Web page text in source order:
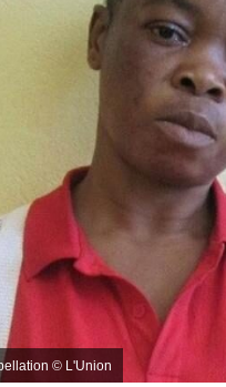
© L'Union